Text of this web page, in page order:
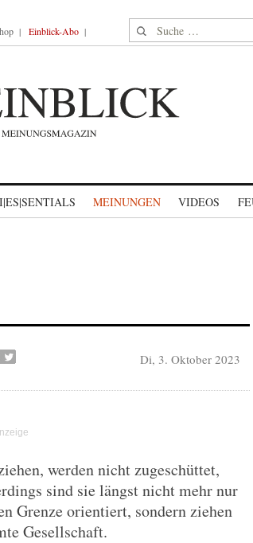
Einblick-Abo Suche nach:
MEINUNGEN VIDEOS
Di, 3. Oktober 2023
werden nicht zugeschüttet,
sind sie längst nicht mehr nur
Grenze orientiert, sondern ziehen
Gesellschaft.